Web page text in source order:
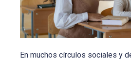
En muchos círculos sociales y